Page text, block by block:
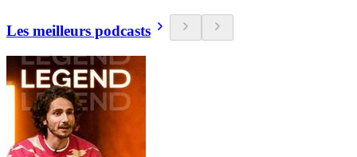
Les meilleurs podcasts